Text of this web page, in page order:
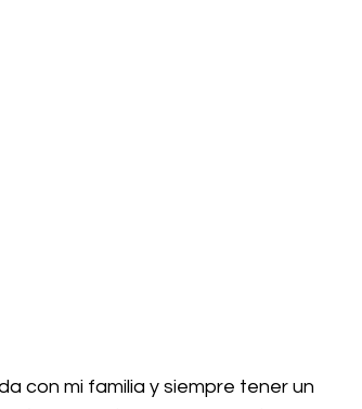
con mi familia y siempre tener un